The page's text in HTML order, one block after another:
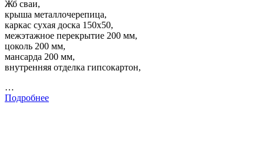
Жб сваи,
крыша металлочерепица,
каркас сухая доска 150х50,
межэтажное перекрытие 200 мм,
цоколь 200 мм,
мансарда 200 мм,
внутренняя отделка гипсокартон,
…
Подробнее